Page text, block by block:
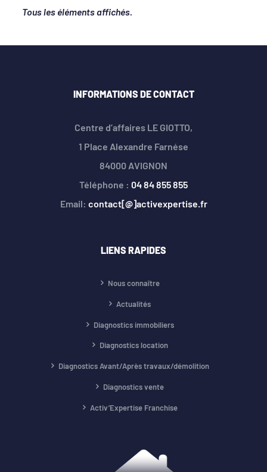
1 Place Alexandre Farnése
84000 AVIGNON
Téléphone :04 84 855 855
Email:contact[@]activexpertise.fr
Actualités
Diagnostics immobiliers
Diagnostics location
Diagnostics Avant/Après travaux/démolition
Diagnostics vente
Activ’Expertise Franchise